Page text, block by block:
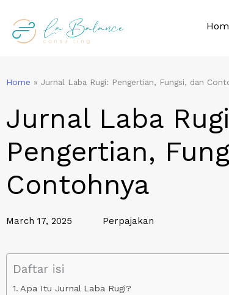
content
Home » Jurnal Laba Rugi: Pengertian, Fungsi, dan
Jurnal Laba
Pengertian,
Contohnya
March 17, 2025 Perpajakan
Daftar isi
Apa Itu Jurnal Laba Rugi?